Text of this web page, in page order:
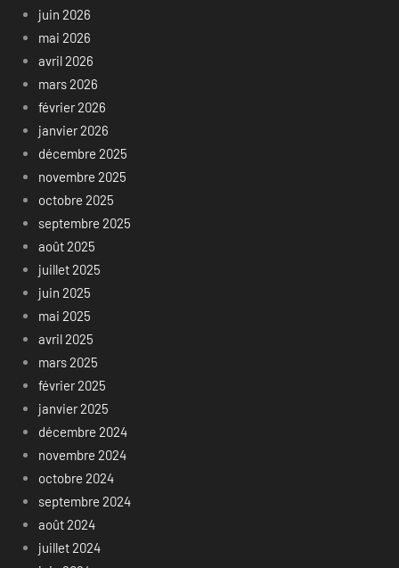
juin 2026
mai 2026
avril 2026
mars 2026
février 2026
janvier 2026
décembre 2025
novembre 2025
octobre 2025
septembre 2025
août 2025
juillet 2025
juin 2025
mai 2025
avril 2025
mars 2025
février 2025
janvier 2025
décembre 2024
novembre 2024
octobre 2024
septembre 2024
août 2024
juillet 2024